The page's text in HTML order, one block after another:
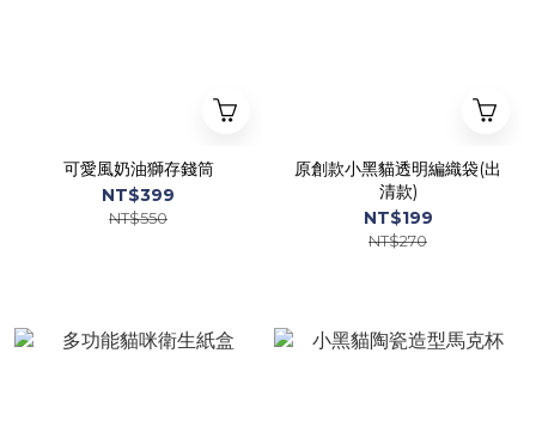
可愛風奶油獅存錢筒
NT$399
NT$550
原創款小黑貓透明編織袋(出
清款)
NT$199
NT$270